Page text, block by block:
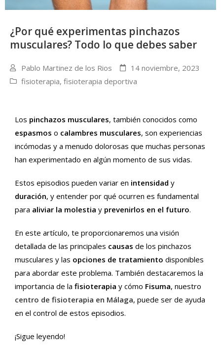
¿Por qué experimentas pinchazos
musculares? Todo lo que debes saber
Pablo Martinez de los Rios
14 noviembre, 2023
fisioterapia, fisioterapia deportiva
Los pinchazos musculares, también conocidos como
espasmos o calambres musculares, son experiencias
incómodas y a menudo dolorosas que muchas personas
han experimentado en algún momento de sus vidas.
Estos episodios pueden variar en intensidad y
duración, y entender por qué ocurren es fundamental
para aliviar la molestia y prevenirlos en el futuro.
En este artículo, te proporcionaremos una visión
detallada de las principales causas de los pinchazos
musculares y las opciones de tratamiento disponibles
para abordar este problema. También destacaremos la
importancia de la fisioterapia y cómo Fisuma, nuestro
centro de fisioterapia en Málaga, puede ser de ayuda
en el control de estos episodios.
¡Sigue leyendo!